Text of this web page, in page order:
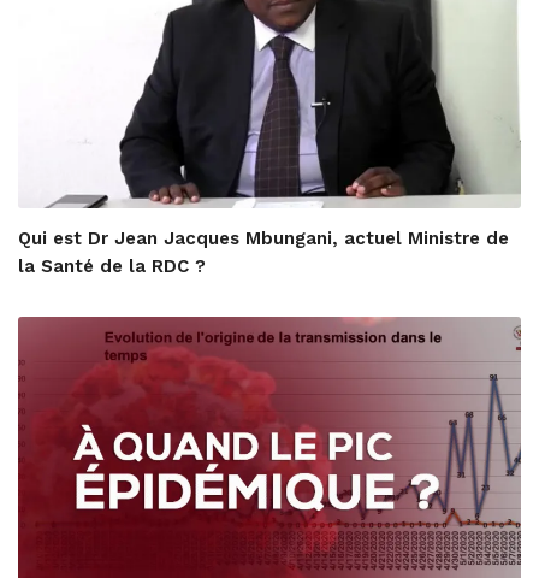
Qui est Dr Jean Jacques Mbungani, actuel Ministre de
la Santé de la RDC ?